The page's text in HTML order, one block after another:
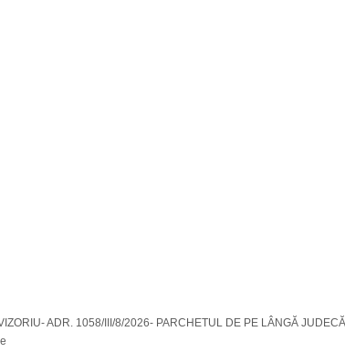
ADR. 1058/III/8/2026- PARCHETUL DE PE LÂNGĂ